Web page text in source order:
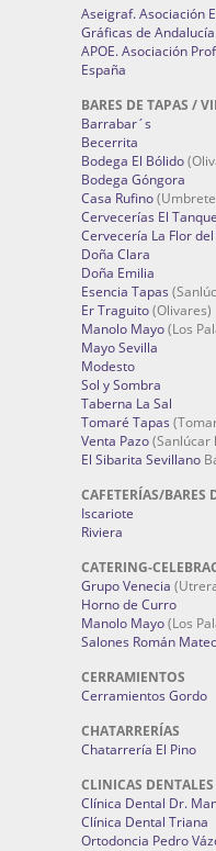
Aseigraf. Asociación
Gráficas de Andalucía
APOE. Asociación
España
BARES DE TAPAS /
Barrabar´s
Becerrita
Bodega El Bólido
Bodega Góngora
Casa Rufino
Cervecerías El Tanque
Cervecería La Flor
Doña Clara
Doña Emilia
Esencia Tapas
Er Traguito(Olivares)
Manolo Mayo(Los
Mayo Sevilla
Modesto
Sol y Sombra
Taberna La Sal
Tomaré Tapas
Venta Pazo(Sanlúcar
El Sibarita Sevillano
CAFETERÍAS/BARES
Iscariote
Riviera
CATERING-
Grupo Venecia
Horno de Curro
Manolo Mayo(Los
Salones Román
CERRAMIENTOS
Cerramientos Gordo
CHATARRERÍAS
Chatarrería El Pino
CLINICAS DENTALES
Clínica Dental Dr.
Clínica Dental Triana
Ortodoncia Pedro